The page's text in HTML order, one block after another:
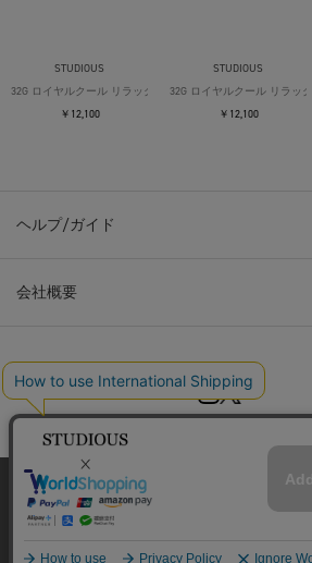
STUDIOUS
32G ロイヤルクール リラックスTシャツ
￥12,100
STUDIOUS
32G ロイヤルクール リラッ
￥12,100
ヘルプ/ガイド
会社概要
© TOKYO BASE CO., LTD
当サイトはクッキー(cookie)を使用します。ク
の一部の機能および、サイトの使用状況の分
ング活動に利用することを目的としています。
プライバシーポリシーはこちら